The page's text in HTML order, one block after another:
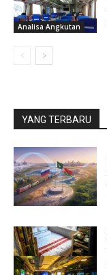
Analisa Angkutan
YANG TERBARU